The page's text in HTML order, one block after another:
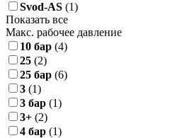
Svod-AS (1)
Показать все
Макс. рабочее давление
10 бар (4)
25 (2)
25 бар (6)
3 (1)
3 бар (1)
3+ (2)
4 бар (1)